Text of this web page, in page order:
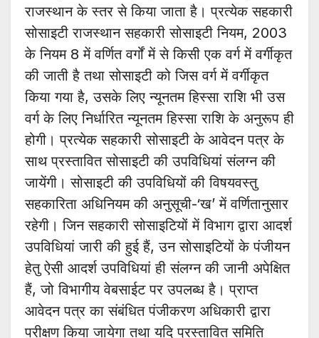
राजस्थान के स्तर से किया जाता है। प्रत्येक सहकारी
सोसाइटी राजस्थान सहकारी सोसाइटी नियम, 2003
के नियम 8 में वर्णित वर्गों में से किसी एक वर्ग में वर्गीकृत
की जाती है तथा सोसाइटी को जिस वर्ग में वर्गीकृत
किया गया है, उसके लिए न्यूनतम हिस्सा राशि भी उस
वर्ग के लिए निर्धारित न्यूनतम हिस्सा राशि के अनुरूप ही
होगी। प्रत्येक सहकारी सोसाइटी के आवेदन पत्र के
साथ प्रस्तावित सोसाइटी की उपविधियां संलग्न की
जायेंगी। सोसाइटी की उपविधियों की विषयवस्तु
सहकारिता अधिनियम की अनुसूची-‘ख’ में वर्णितानुसार
रहेगी। जिन सहकारी सोसाइटियों में विभाग द्वारा आदर्श
उपविधियां जारी की हुई हैं, उन सोसाइटियों के पंजीयन
हेतु ऐसी आदर्श उपविधियां ही संलग्न की जानी अपेक्षित
हैं, जो विभागीय वेबसाईट पर उपलब्ध है। प्राप्त
आवेदन पत्र का संबंधित पंजीकरण अधिकारी द्वारा
परीक्षण किया जायेगा तथा यदि प्रस्तावित समिति